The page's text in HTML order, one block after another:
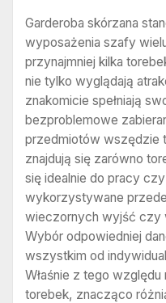
Garderoba skórzana
wyposażenia szafy
przynajmniej kilka
nie tylko wyglądają
znakomicie spełniają
bezproblemowe
przedmiotów wszędzie
znajdują się zarówno
się idealnie do pracy
wykorzystywane
wieczornych wyjść czy
Wybór odpowiedniej
wszystkim od
Właśnie z tego względu
torebek, znacząco